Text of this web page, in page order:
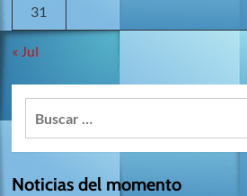
31
« Jul
Noticias del momento